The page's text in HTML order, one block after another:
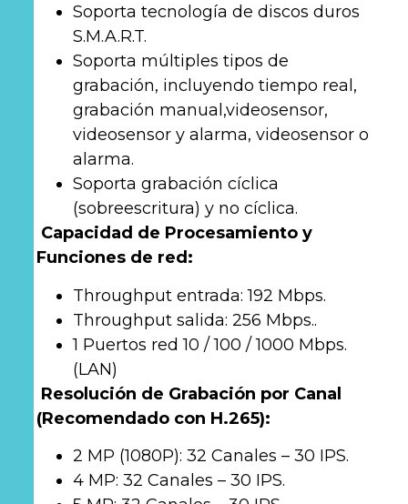
Soporta tecnología de discos duros
S.M.A.R.T.
Soporta múltiples tipos de
grabación, incluyendo tiempo real,
grabación manual,videosensor,
videosensor y alarma, videosensor o
alarma.
Soporta grabación cíclica
(sobreescritura) y no cíclica.
Capacidad de Procesamiento y
Funciones de red:
Throughput entrada: 192 Mbps.
Throughput salida: 256 Mbps..
1 Puertos red 10 / 100 / 1000 Mbps.
(LAN)
Resolución de Grabación por Canal
(Recomendado con H.265):
2 MP (1080P): 32 Canales – 30 IPS.
4 MP: 32 Canales – 30 IPS.